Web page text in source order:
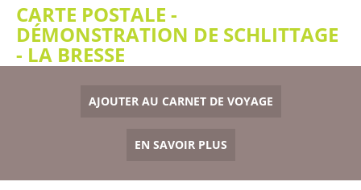
CARTE POSTALE -
DÉMONSTRATION DE SCHLITTAGE
- LA BRESSE
AJOUTER AU CARNET DE VOYAGE
EN SAVOIR PLUS